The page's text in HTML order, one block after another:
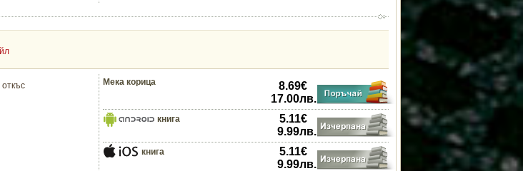
Мека корица 8.69€
17.00лв.
книга 5.11€
9.99лв.
книга 5.11€
9.99лв.